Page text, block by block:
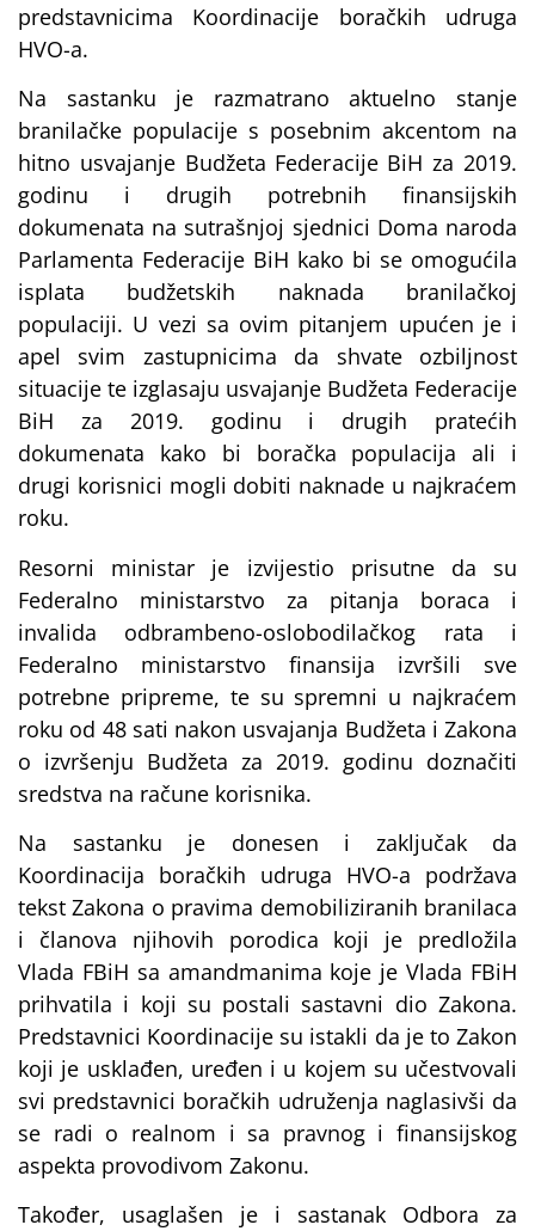
predstavnicima Koordinacije boračkih udruga
HVO-a.
Na sastanku je razmatrano aktuelno stanje
branilačke populacije s posebnim akcentom na
hitno usvajanje Budžeta Federacije BiH za 2019.
godinu i drugih potrebnih finansijskih
dokumenata na sutrašnjoj sjednici Doma naroda
Parlamenta Federacije BiH kako bi se omogućila
isplata budžetskih naknada branilačkoj
populaciji. U vezi sa ovim pitanjem upućen je i
apel svim zastupnicima da shvate ozbiljnost
situacije te izglasaju usvajanje Budžeta Federacije
BiH za 2019. godinu i drugih pratećih
dokumenata kako bi boračka populacija ali i
drugi korisnici mogli dobiti naknade u najkraćem
roku.
Resorni ministar je izvijestio prisutne da su
Federalno ministarstvo za pitanja boraca i
invalida odbrambeno-oslobodilačkog rata i
Federalno ministarstvo finansija izvršili sve
potrebne pripreme, te su spremni u najkraćem
roku od 48 sati nakon usvajanja Budžeta i Zakona
o izvršenju Budžeta za 2019. godinu doznačiti
sredstva na račune korisnika.
Na sastanku je donesen i zaključak da
Koordinacija boračkih udruga HVO-a podržava
tekst Zakona o pravima demobiliziranih branilaca
i članova njihovih porodica koji je predložila
Vlada FBiH sa amandmanima koje je Vlada FBiH
prihvatila i koji su postali sastavni dio Zakona.
Predstavnici Koordinacije su istakli da je to Zakon
koji je usklađen, uređen i u kojem su učestvovali
svi predstavnici boračkih udruženja naglasivši da
se radi o realnom i sa pravnog i finansijskog
aspekta provodivom Zakonu.
Također, usaglašen je i sastanak Odbora za